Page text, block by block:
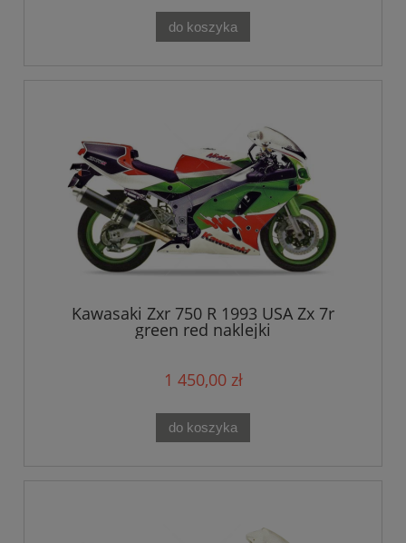
do koszyka
Kawasaki Zxr 750 R 1993 USA Zx 7r
green red naklejki
1 450,00 zł
do koszyka